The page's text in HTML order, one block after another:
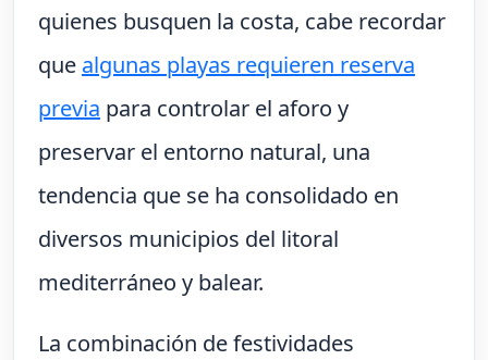
quienes busquen la costa, cabe recordar
que algunas playas requieren reserva
previa para controlar el aforo y
preservar el entorno natural, una
tendencia que se ha consolidado en
diversos municipios del litoral
mediterráneo y balear.
La combinación de festividades